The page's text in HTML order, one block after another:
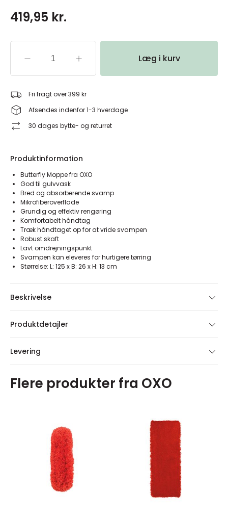
419,95 kr.
Læg i kurv
Fri fragt over 399 kr
Afsendes indenfor 1-3 hverdage
30 dages bytte- og returret
Produktinformation
Butterfly Moppe fra OXO
God til gulvvask
Bred og absorberende svamp
Mikrofiberoverflade
Grundig og effektiv rengøring
Komfortabelt håndtag
Træk håndtaget op for at vride svampen
Robust skaft
Lavt omdrejningspunkt
Svampen kan eleveres for hurtigere tørring
Størrelse: L: 125 x B: 26 x H: 13 cm
Beskrivelse
Produktdetajler
Levering
Flere produkter fra OXO